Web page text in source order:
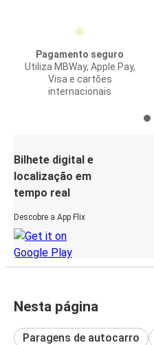
Pagamento seguro
Utiliza MBWay, Apple Pay,
Visa e cartões
internacionais
Bilhete digital e
localização em
tempo real
Descobre a App Flix
Nesta página
Paragens de autocarro